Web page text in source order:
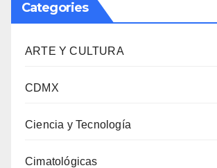
Categories
ARTE Y CULTURA
CDMX
Ciencia y Tecnología
Cimatológicas